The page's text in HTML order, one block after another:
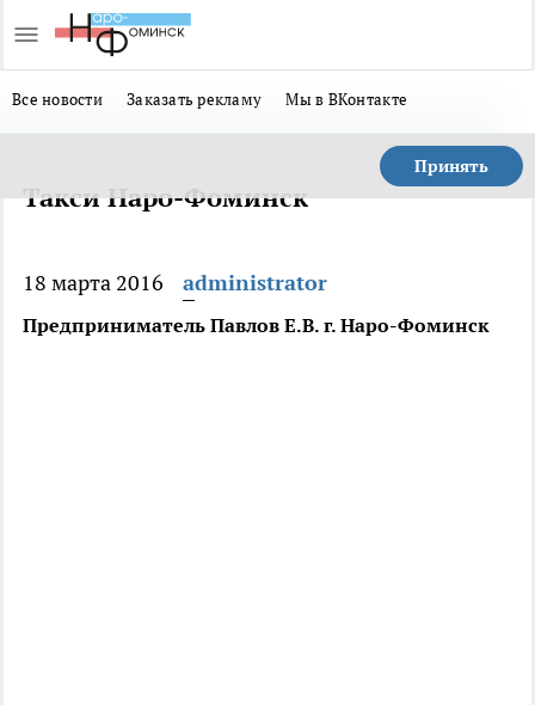
Все новости Заказать рекламу Мы в ВКонтакте
Принять
Такси Наро-Фоминск
18 марта 2016 administrator
Предприниматель Павлов Е.В. г. Наро-Фоминск